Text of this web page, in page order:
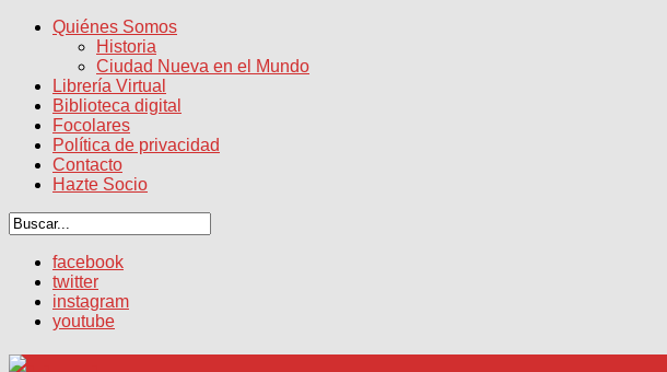
Quiénes Somos
Historia
Ciudad Nueva en el Mundo
Librería Virtual
Biblioteca digital
Focolares
Política de privacidad
Contacto
Hazte Socio
facebook
twitter
instagram
youtube